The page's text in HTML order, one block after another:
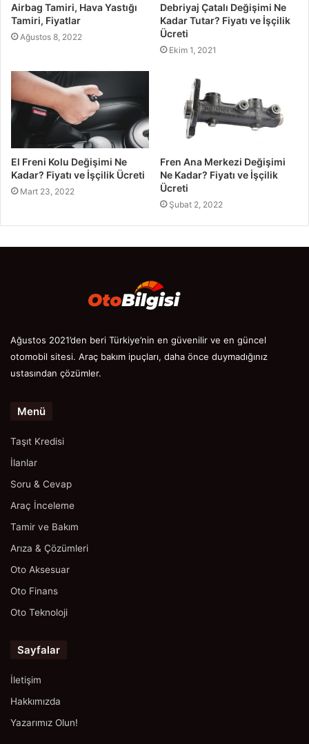
Airbag Tamiri, Hava Yastığı
Tamiri, Fiyatlar
Ağustos 8, 2022
Debriyaj Çatalı Değişimi Ne
Kadar Tutar? Fiyatı ve İşçilik
Ücreti
Ekim 1, 2021
El Freni Kolu Değişimi Ne
Kadar? Fiyatı ve İşçilik Ücreti
Mart 23, 2022
Fren Ana Merkezi Değişimi
Ne Kadar? Fiyatı ve İşçilik
Ücreti
Şubat 2, 2022
Ağustos 2021’den beri Türkiye’nin en güvenilir ve en güncel
otomobil sitesi. Araç bakım ipuçları, daha önce duymadığınız
ustasından çözümler.
Menü
Taşıt Kredisi
İlanlar
Soru & Cevap
Araç İnceleme
Tamir ve Bakım
Arıza & Çözümleri
Oto Aksesuar
Oto Finans
Oto Teknoloji
Sayfalar
İletişim
Hakkımızda
Yazarımız Olun!